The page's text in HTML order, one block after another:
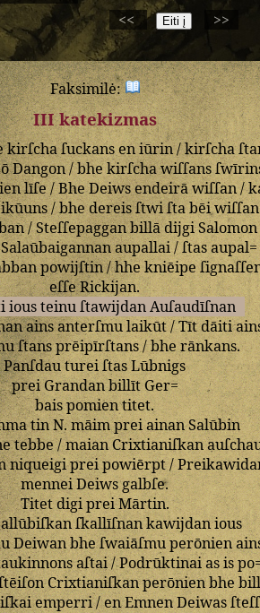
<<
>>
Faksimilė:
III katekizmas
kirſchaſuckanseniūrin/kirſcha
Dangon/bhe kirſchawiſſans
līſe/Bhe Deiws endeirā wiſſan/
/bhedereisſtwiſtabēiwiſſan
/SteſſepagganbillādijgiSalomon
Salaūbaigannan aupallai/ſtasaupal=
powijſtin/hhekniēipe
eſſeRickijan.
iousteinuſtawijdanAuſaudīſnan
ainsanterſmulaikūt/Tītdāiti
ſtans prēipīrſtans/bhe rānkans.
Panſdau turei ſtasLūbnigs
prei GrandanbillītGer=
bais pomien titet.
tinN.māimpreiainanSalūbin
tebbe/maianCrixtianiſkan
niqueigipreipowiērpt/
menneiDeiwsgalbſe.
TitetdigipreiMārtin.
ſkallīſnankawijdanious
Deiwanbhe ſwaiāſmuperōnien
aſtai/Podrūktinaias is
Crixtianiſkanperōnienbhe
emperri/enEmnenDeiwas